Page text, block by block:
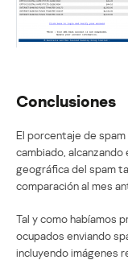
Conclusiones
El porcentaje de
cambiado, alcanzando
geográfica del spam
comparación al mes
Tal y como habíamos
ocupados enviando
incluyendo imágenes